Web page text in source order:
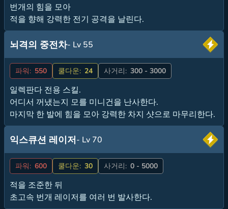
번개의 힘을 모아
적을 향해 강력한 전기 공격을 날린다.
뇌격의 중전차- Lv 55
파워: 550 쿨다운: 24 사거리: 300 - 3000
일렉판다 전용 스킬.
어디서 꺼냈는지 모를 미니건을 난사한다.
마지막 한 발에 힘을 모아 강력한 차지 샷으로 마무리한다.
익스큐션 레이저- Lv 70
파워: 600 쿨다운: 30 사거리: 0 - 5000
적을 조준한 뒤
초고속 번개 레이저를 여러 번 발사한다.